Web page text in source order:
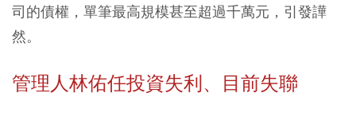
司的債權，單筆最高規模甚至超過千萬元，引發譁
然。
管理人林佑任投資失利、目前失聯